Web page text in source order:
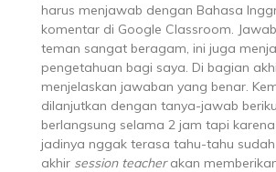
harus menjawab dengan Bahasa
komentar di Google Classroom.
teman sangat beragam, ini juga
pengetahuan bagi saya. Di bagian
menjelaskan jawaban yang benar.
dilanjutkan dengan tanya-jawab
berlangsung selama 2 jam tapi
jadinya nggak terasa tahu-tahu sudah
akhir session teacherakan